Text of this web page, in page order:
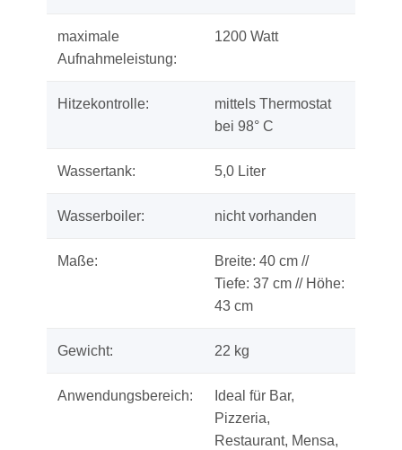
maximale
Aufnahmeleistung:
1200 Watt
Hitzekontrolle:
mittels Thermostat
bei 98° C
Wassertank: 5,0 Liter
Wasserboiler: nicht vorhanden
Maße:
Breite: 40 cm //
Tiefe: 37 cm // Höhe:
43 cm
Gewicht: 22 kg
Anwendungsbereich:
Ideal für Bar,
Pizzeria,
Restaurant, Mensa,